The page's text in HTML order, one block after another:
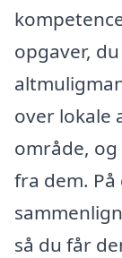
opgaver,
over lokale
område,
fra dem.
så du får